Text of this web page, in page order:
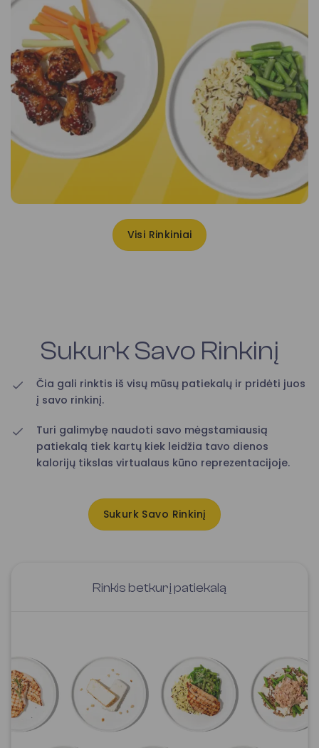
Visi Rinkiniai
Sukurk Savo Rinkinį
Čia gali rinktis iš visų mūsų patiekalų ir pridėti juos
į savo rinkinį.
Turi galimybę naudoti savo mėgstamiausią
patiekalą tiek kartų kiek leidžia tavo dienos
kalorijų tikslas virtualaus kūno reprezentacijoje.
Sukurk Savo Rinkinį
Rinkis betkurį patiekalą